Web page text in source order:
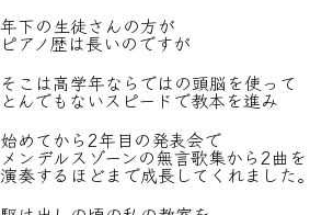
年下の生徒さんの方が
ピアノ歴は長いのですが
そこは高学年ならではの頭脳を使って
とんでもないスピードで教本を進み
始めてから2年目の発表会で
メンデルスゾーンの無言歌集から2曲を
演奏するほどまで成長してくれました。